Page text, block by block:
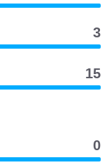
3
15
0